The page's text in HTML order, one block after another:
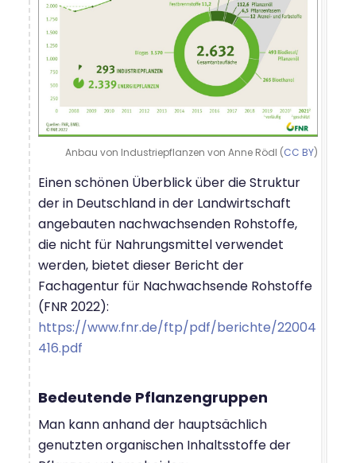
Anbau von Industriepflanzen von Anne Rödl (CC BY)
Einen schönen Überblick über die Struktur
der in Deutschland in der Landwirtschaft
angebauten nachwachsenden Rohstoffe,
die nicht für Nahrungsmittel verwendet
werden, bietet dieser Bericht der
Fachagentur für Nachwachsende Rohstoffe
(FNR 2022):
https://www.fnr.de/ftp/pdf/berichte/22004
416.pdf
Bedeutende Pflanzengruppen
Man kann anhand der hauptsächlich
genutzten organischen Inhaltsstoffe der